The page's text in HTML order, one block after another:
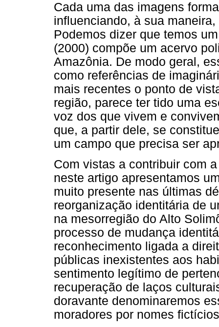
Cada uma das imagens
influenciando, à sua
Podemos dizer que temos
(2000) compõe um acervo
Amazônia. De modo geral,
como referências de
mais recentes o ponto de
região, parece ter tido uma
voz dos que vivem e
que, a partir dele, se
um campo que precisa ser
Com vistas a contribuir com
neste artigo apresentamos
muito presente nas últimas
reorganização identitária de
na mesorregião do Alto
processo de mudança
reconhecimento ligada a
públicas inexistentes aos
sentimento legítimo de
recuperação de laços
doravante denominaremos
moradores por nomes